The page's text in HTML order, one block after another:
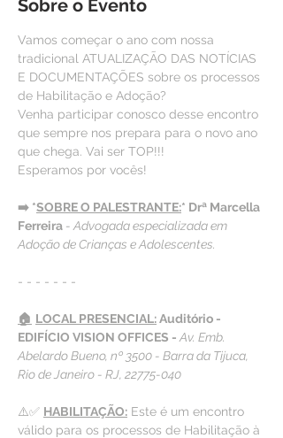
Sobre o Evento
Vamos começar o ano com nossa
tradicional ATUALIZAÇÃO DAS NOTÍCIAS
E DOCUMENTAÇÕES sobre os processos
de Habilitação e Adoção?
Venha participar conosco desse encontro
que sempre nos prepara para o novo ano
que chega. Vai ser TOP!!!
Esperamos por vocês!
➡️ *SOBRE O PALESTRANTE:* Drª Marcella
Ferreira - Advogada especializada em
Adoção de Crianças e Adolescentes.
- - - - - - -
🏠 LOCAL PRESENCIAL: Auditório -
EDIFÍCIO VISION OFFICES - Av. Emb.
Abelardo Bueno, nº 3500 - Barra da Tijuca,
Rio de Janeiro - RJ, 22775-040
⚠️✅ HABILITAÇÃO: Este é um encontro
válido para os processos de Habilitação à